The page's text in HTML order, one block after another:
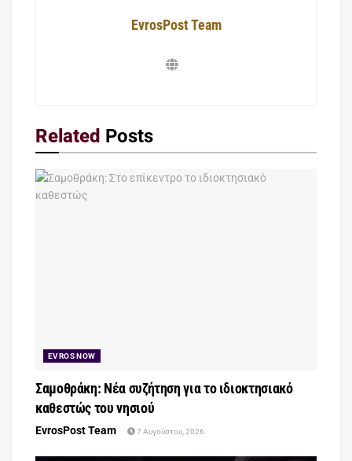
EvrosPost Team
Related Posts
EVROS NOW
Σαμοθράκη: Νέα συζήτηση για το ιδιοκτησιακό
καθεστώς του νησιού
EvrosPost Team 7 Αυγούστου, 2026